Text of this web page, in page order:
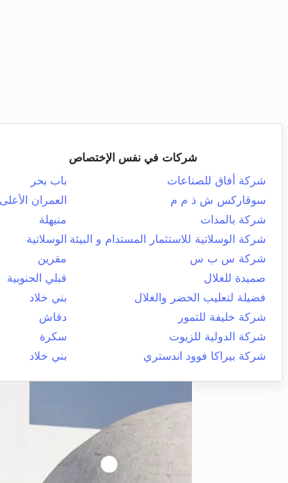
شركات في نفس الإختصاص
شركة أفاق للصناعات
باب بحر
سوقاركس ش ذ م م
العمران الأعلى
شركة بالمدات
منيهلة
شركة الوسلاتية للاستثمار المستدام و البيئة الوسلاتية
شركة س ب س
مقرين
صميدة للغلال
قبلي الجنوبية
فضيلة لتعليب الخضر والغلال
بني خلاد
شركة خليفة للتمور
دقاش
شركة الدولية للزيوت
سكرة
شركة بيراكا فوود اندستري
بني خلاد